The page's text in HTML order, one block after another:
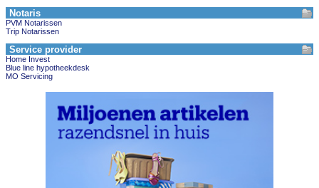
Notaris
PVM Notarissen
Trip Notarissen
Service provider
Home Invest
Blue line hypotheekdesk
MO Servicing